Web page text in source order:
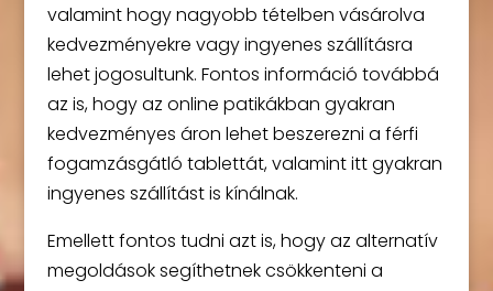
valamint hogy nagyobb tételben vásárolva
kedvezményekre vagy ingyenes szállításra
lehet jogosultunk. Fontos információ továbbá
az is, hogy az online patikákban gyakran
kedvezményes áron lehet beszerezni a férfi
fogamzásgátló tablettát, valamint itt gyakran
ingyenes szállítást is kínálnak.
Emellett fontos tudni azt is, hogy az alternatív
megoldások segíthetnek csökkenteni a